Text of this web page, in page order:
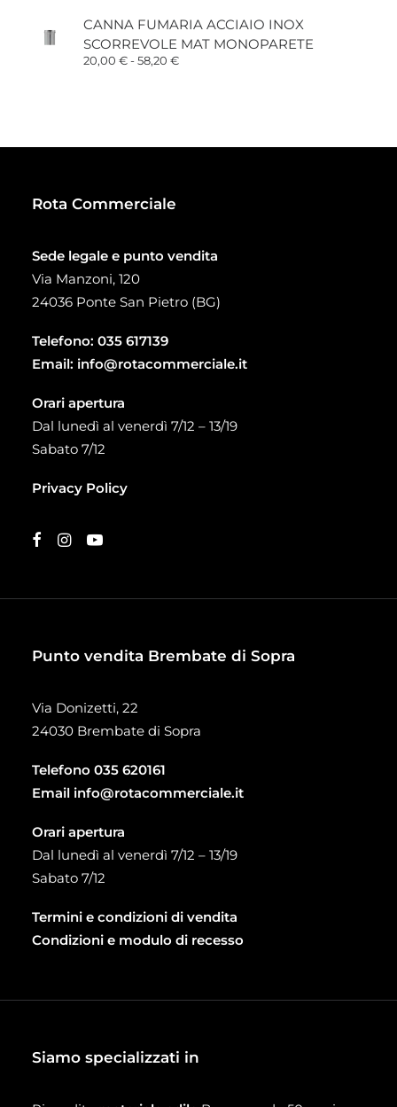
prezzo:
da
34,00 €
CANNA FUMARIA ACCIAIO INOX
SCORREVOLE MAT MONOPARETE
20,00 €-58,20 €Fascia
Rota Commerciale
Sede legale e punto vendita
Via Manzoni, 120
24036 Ponte San Pietro (BG)
Telefono: 035 617139
Email: info@rotacommerciale.it
Orari apertura
Dal lunedì al venerdì 7/12 – 13/19
Sabato 7/12
Privacy Policy
Punto vendita Brembate di Sopra
Via Donizetti, 22
24030 Brembate di Sopra
Telefono 035 620161
Email info@rotacommerciale.it
Orari apertura
Dal lunedì al venerdì 7/12 – 13/19
Sabato 7/12
Termini e condizioni di vendita
Condizioni e modulo di recesso
Siamo specializzati in